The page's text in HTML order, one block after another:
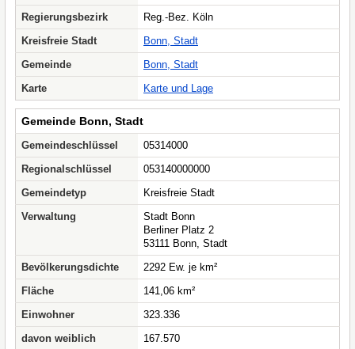
Regierungsbezirk
Reg.-Bez. Köln
Kreisfreie Stadt
Bonn, Stadt
Gemeinde
Bonn, Stadt
Karte
Karte und Lage
Gemeinde Bonn, Stadt
Gemeindeschlüssel
05314000
Regionalschlüssel
053140000000
Gemeindetyp
Kreisfreie Stadt
Verwaltung
Stadt Bonn
Berliner Platz 2
53111 Bonn, Stadt
Bevölkerungsdichte
2292 Ew. je km²
Fläche
141,06 km²
Einwohner
323.336
davon weiblich
167.570